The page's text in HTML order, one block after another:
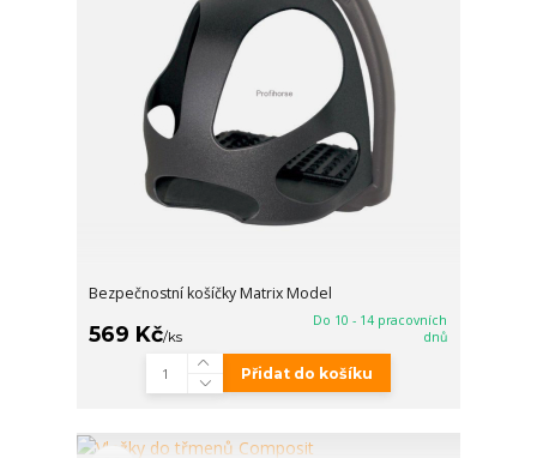
Bezpečnostní košíčky Matrix Model
569 Kč/ks
Do 10 - 14 pracovních
dnů
Přidat do košíku